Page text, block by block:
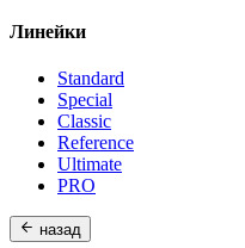
Линейки
Standard
Special
Classic
Reference
Ultimate
PRO
назад